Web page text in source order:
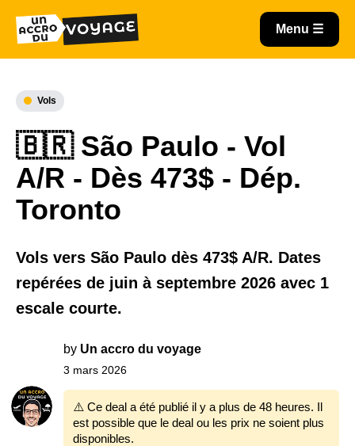
Vols
🇧🇷 São Paulo - Vol
A/R - Dès 473$ - Dép.
Toronto
Vols vers São Paulo dès 473$ A/R. Dates
repérées de juin à septembre 2026 avec 1
escale courte.
by Un accro du voyage
3 mars 2026
⚠️ Ce deal a été publié il y a plus de 48 heures. Il
est possible que le deal ou les prix ne soient plus
disponibles.